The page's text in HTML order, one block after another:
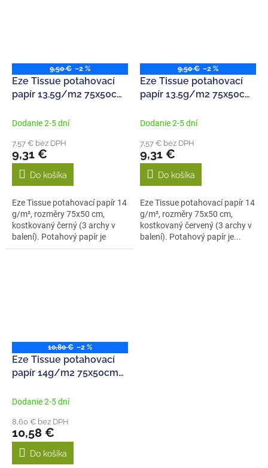
9,50 € –2 %
Eze Tissue potahovací
papír 13.5g/m2 75x50cm
Dodanie 2-5 dní
7,57 € bez DPH
9,31 €
Do košíka
Eze Tissue potahovací papír 14
g/m², rozměry 75x50 cm,
kostkovaný černý (3 archy v
balení). Potahový papír je
vhodný...
9,50 € –2 %
Eze Tissue potahovací
papír 13.5g/m2 75x50cm
(3ks)
Dodanie 2-5 dní
7,57 € bez DPH
9,31 €
Do košíka
Eze Tissue potahovací papír 14
g/m², rozměry 75x50 cm,
kostkovaný červený (3 archy v
balení). Potahový papír je...
10,80 € –2 %
Eze Tissue potahovací
papír 14g/m2 75x50cm
Dodanie 2-5 dní
8,60 € bez DPH
10,58 €
Do košíka